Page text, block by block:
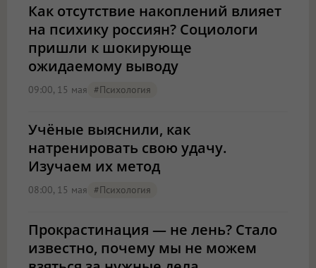
Как отсутствие накоплений влияет
на психику россиян? Социологи
пришли к шокирующе
ожидаемому выводу
09:00, 15 мая #психология
Учёные выяснили, как
натренировать свою удачу.
Изучаем их метод
08:00, 15 мая #психология
Прокрастинация — не лень? Стало
известно, почему мы не можем